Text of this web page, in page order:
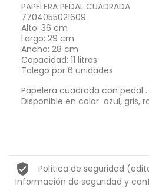
PAPELERA PEDAL CUADRADA
7704055021609
Alto: 36 cm
Largo: 29 cm
Ancho: 28 cm
Capacidad: 11 litros
Talego por 6 unidades
Papelera cuadrada con pedal .
Disponible en color azul, gris,
Política de seguridad
Información de seguridad y